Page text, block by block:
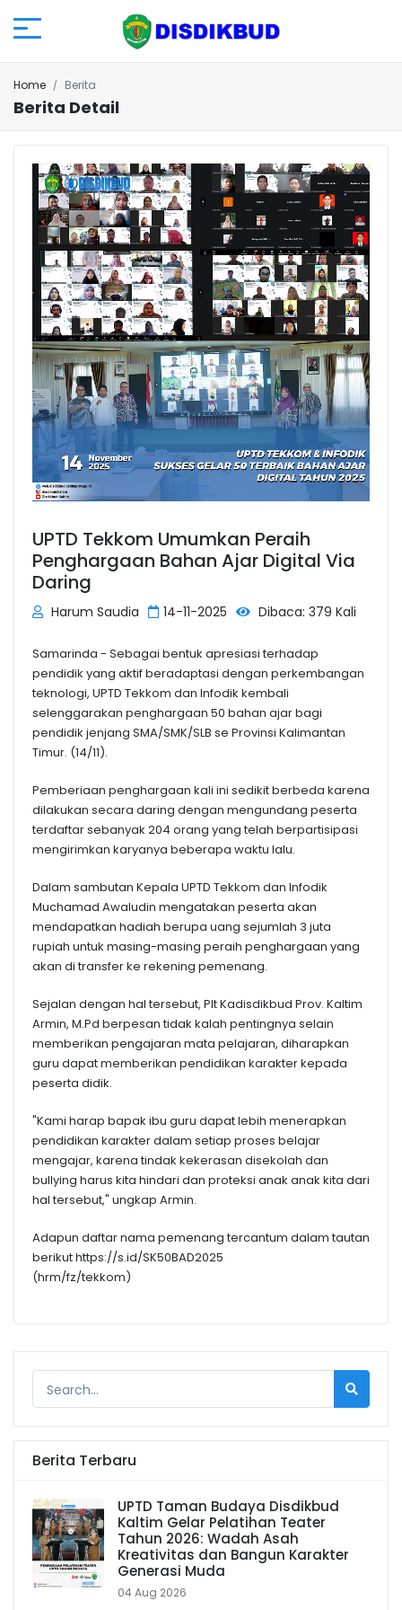
Home Berita
Berita Detail
UPTD Tekkom Umumkan Peraih
Penghargaan Bahan Ajar Digital Via
Daring
Harum Saudia 14-11-2025 Dibaca: 379 Kali
Samarinda - Sebagai bentuk apresiasi terhadap
pendidik yang aktif beradaptasi dengan perkembangan
teknologi, UPTD Tekkom dan Infodik kembali
selenggarakan penghargaan 50 bahan ajar bagi
pendidik jenjang SMA/SMK/SLB se Provinsi Kalimantan
Timur. (14/11).
Pemberiaan penghargaan kali ini sedikit berbeda karena
dilakukan secara daring dengan mengundang peserta
terdaftar sebanyak 204 orang yang telah berpartisipasi
mengirimkan karyanya beberapa waktu lalu.
Dalam sambutan Kepala UPTD Tekkom dan Infodik
Muchamad Awaludin mengatakan peserta akan
mendapatkan hadiah berupa uang sejumlah 3 juta
rupiah untuk masing-masing peraih penghargaan yang
akan di transfer ke rekening pemenang.
Sejalan dengan hal tersebut, Plt Kadisdikbud Prov. Kaltim
Armin, M.Pd berpesan tidak kalah pentingnya selain
memberikan pengajaran mata pelajaran, diharapkan
guru dapat memberikan pendidikan karakter kepada
peserta didik.
"Kami harap bapak ibu guru dapat lebih menerapkan
pendidikan karakter dalam setiap proses belajar
mengajar, karena tindak kekerasan disekolah dan
bullying harus kita hindari dan proteksi anak anak kita dari
hal tersebut," ungkap Armin.
Adapun daftar nama pemenang tercantum dalam tautan
berikut https://s.id/SK50BAD2025
(hrm/fz/tekkom)
Berita Terbaru
UPTD Taman Budaya Disdikbud
Kaltim Gelar Pelatihan Teater
Tahun 2026: Wadah Asah
Kreativitas dan Bangun Karakter
Generasi Muda
04 Aug 2026